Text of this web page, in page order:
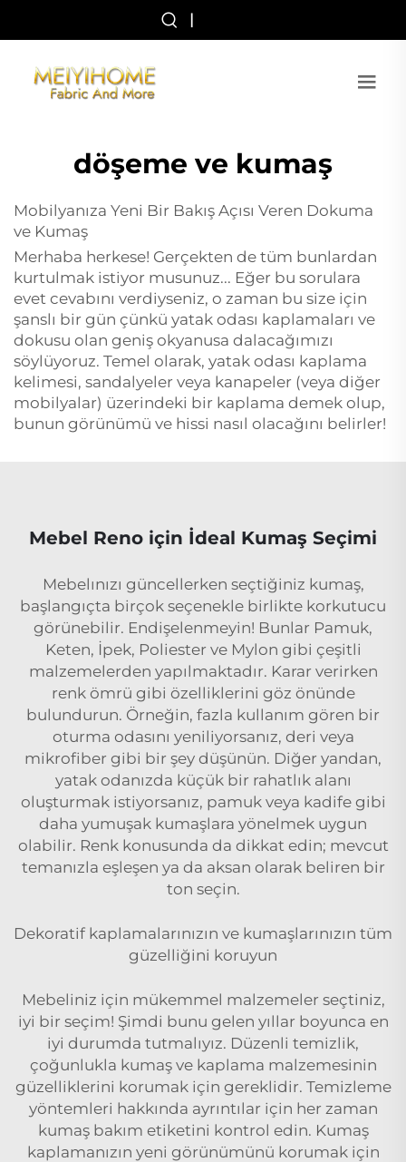
|
döşeme ve kumaş
Mobilyanıza Yeni Bir Bakış Açısı Veren Dokuma
ve Kumaş
Merhaba herkese! Gerçekten de tüm bunlardan
kurtulmak istiyor musunuz... Eğer bu sorulara
evet cevabını verdiyseniz, o zaman bu size için
şanslı bir gün çünkü yatak odası kaplamaları ve
dokusu olan geniş okyanusa dalacağımızı
söylüyoruz. Temel olarak, yatak odası kaplama
kelimesi, sandalyeler veya kanapeler (veya diğer
mobilyalar) üzerindeki bir kaplama demek olup,
bunun görünümü ve hissi nasıl olacağını belirler!
Mebel Reno için İdeal Kumaş Seçimi
Mebelınızı güncellerken seçtiğiniz kumaş,
başlangıçta birçok seçenekle birlikte korkutucu
görünebilir. Endişelenmeyin! Bunlar Pamuk,
Keten, İpek, Poliester ve Mylon gibi çeşitli
malzemelerden yapılmaktadır. Karar verirken
renk ömrü gibi özelliklerini göz önünde
bulundurun. Örneğin, fazla kullanım gören bir
oturma odasını yeniliyorsanız, deri veya
mikrofiber gibi bir şey düşünün. Diğer yandan,
yatak odanızda küçük bir rahatlık alanı
oluşturmak istiyorsanız, pamuk veya kadife gibi
daha yumuşak kumaşlara yönelmek uygun
olabilir. Renk konusunda da dikkat edin; mevcut
temanızla eşleşen ya da aksan olarak beliren bir
ton seçin.
Dekoratif kaplamalarınızın ve kumaşlarınızın tüm
güzelliğini koruyun
Mebeliniz için mükemmel malzemeler seçtiniz,
iyi bir seçim! Şimdi bunu gelen yıllar boyunca en
iyi durumda tutmalıyız. Düzenli temizlik,
çoğunlukla kumaş ve kaplama malzemesinin
güzelliklerini korumak için gereklidir. Temizleme
yöntemleri hakkında ayrıntılar için her zaman
kumaş bakım etiketini kontrol edin. Kumaş
kaplamanızın yeni görünümünü korumak için